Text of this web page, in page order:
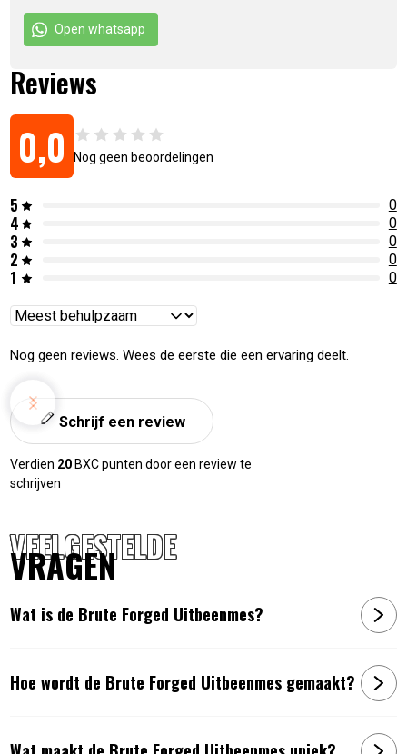
Open whatsapp
Reviews
0,0 Nog geen beoordelingen
5 0
4 0
3 0
2 0
1 0
Reviews
Nog geen reviews. Wees de eerste die een ervaring deelt.
Schrijf een review
Verdien 20 BXC punten door een review te
schrijven
VEELGESTELDE
VRAGEN
Wat is de Brute Forged Uitbeenmes?
Hoe wordt de Brute Forged Uitbeenmes gemaakt?